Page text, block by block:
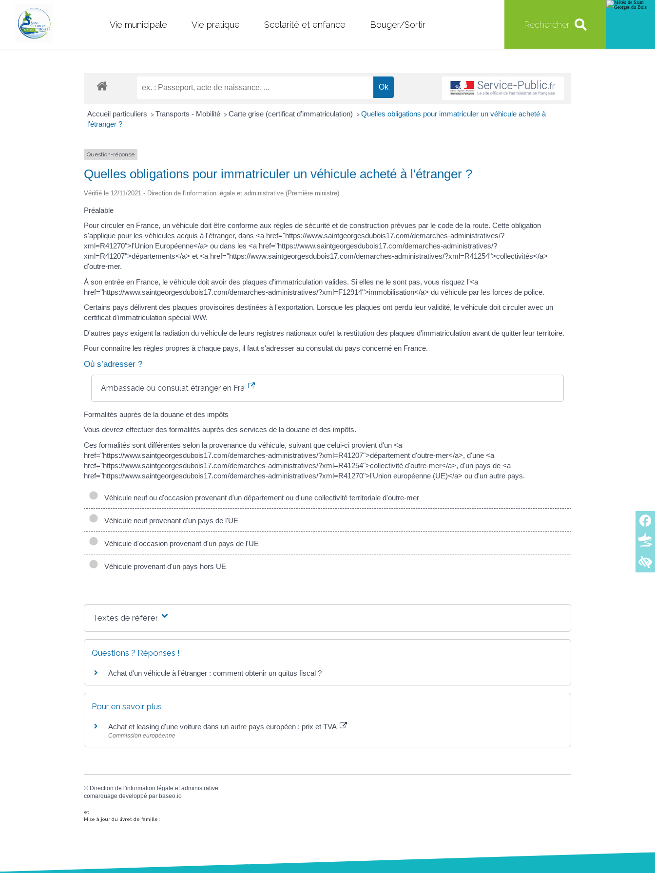
Vie municipale Vie pratique Scolarité et enfance Bouger/Sortir Rechercher
Accueil particuliers > Transports - Mobilité > Carte grise (certificat d'immatriculation) > Quelles obligations pour immatriculer un véhicule acheté à
l'étranger ?
Question-réponse
Quelles obligations pour immatriculer un véhicule acheté à l'étranger ?
Vérifié le 12/11/2021 - Direction de l'information légale et administrative (Première ministre)
Préalable
Pour circuler en France, un véhicule doit être conforme aux règles de sécurité et de construction prévues par le code de la route. Cette obligation
s'applique pour les véhicules acquis à l'étranger, dans <a href="https://www.saintgeorgesdubois17.com/demarches-administratives/?
xml=R41270">l'Union Européenne</a> ou dans les <a href="https://www.saintgeorgesdubois17.com/demarches-administratives/?
xml=R41207">départements</a> et <a href="https://www.saintgeorgesdubois17.com/demarches-administratives/?xml=R41254">collectivités</a>
d'outre-mer.
À son entrée en France, le véhicule doit avoir des plaques d'immatriculation valides. Si elles ne le sont pas, vous risquez l'<a
href="https://www.saintgeorgesdubois17.com/demarches-administratives/?xml=F12914">immobilisation</a> du véhicule par les forces de police.
Certains pays délivrent des plaques provisoires destinées à l'exportation. Lorsque les plaques ont perdu leur validité, le véhicule doit circuler avec un
certificat d'immatriculation spécial WW.
D'autres pays exigent la radiation du véhicule de leurs registres nationaux ou/et la restitution des plaques d'immatriculation avant de quitter leur territoire.
Pour connaître les règles propres à chaque pays, il faut s'adresser au consulat du pays concerné en France.
Où s’adresser ?
Ambassade ou consulat étranger en France
Formalités auprès de la douane et des impôts
Vous devrez effectuer des formalités auprès des services de la douane et des impôts.
Ces formalités sont différentes selon la provenance du véhicule, suivant que celui-ci provient d'un <a
href="https://www.saintgeorgesdubois17.com/demarches-administratives/?xml=R41207">département d'outre-mer</a>, d'une <a
href="https://www.saintgeorgesdubois17.com/demarches-administratives/?xml=R41254">collectivité d'outre-mer</a>, d'un pays de <a
href="https://www.saintgeorgesdubois17.com/demarches-administratives/?xml=R41270">l'Union européenne (UE)</a> ou d'un autre pays.
Véhicule neuf ou d'occasion provenant d'un département ou d'une collectivité territoriale d'outre-mer
Véhicule neuf provenant d'un pays de l'UE
Véhicule d'occasion provenant d'un pays de l'UE
Véhicule provenant d'un pays hors UE
Textes de référence
Questions ? Réponses !
Achat d'un véhicule à l'étranger : comment obtenir un quitus fiscal ?
Pour en savoir plus
Achat et leasing d'une voiture dans un autre pays européen : prix et TVA
Commission européenne
© Direction de l'information légale et administrative
comarquage developpé par baseo.io
et
Mise à jour du livret de famille :